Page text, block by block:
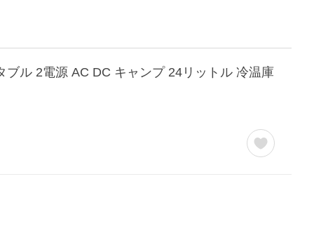
ル 2電源 AC DC キャンプ 24リットル 冷温庫